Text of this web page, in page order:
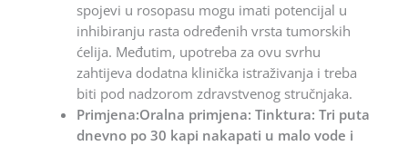
spojevi u rosopasu mogu imati potencijal u
inhibiranju rasta određenih vrsta tumorskih
ćelija. Međutim, upotreba za ovu svrhu
zahtijeva dodatna klinička istraživanja i treba
biti pod nadzorom zdravstvenog stručnjaka.
Primjena:Oralna primjena: Tinktura: Tri puta
dnevno po 30 kapi nakapati u malo vode i